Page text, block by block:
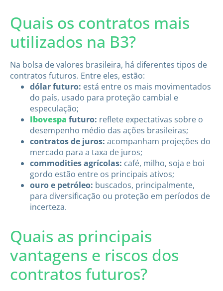
Quais os contratos mais
utilizados na B3?
Na bolsa de valores brasileira, há diferentes tipos de
contratos futuros. Entre eles, estão:
dólar futuro: está entre os mais movimentados
do país, usado para proteção cambial e
especulação;
Ibovespa futuro: reflete expectativas sobre o
desempenho médio das ações brasileiras;
contratos de juros: acompanham projeções do
mercado para a taxa de juros;
commodities agrícolas: café, milho, soja e boi
gordo estão entre os principais ativos;
ouro e petróleo: buscados, principalmente,
para diversificação ou proteção em períodos de
incerteza.
Quais as principais
vantagens e riscos dos
contratos futuros?